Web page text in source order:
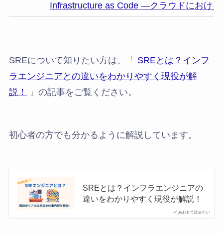
Infrastructure as Code ―クラウドにおけ
SREについて知りたい方は、「 SREとは？インフ
ラエンジニアとの違いをわかりやすく現役が解
説！
」の記事をご覧ください。
初心者の方でも分かるように解説しています。
あわせて読みたい
SREとは？インフラエンジニアの
違いをわかりやすく現役が解説！